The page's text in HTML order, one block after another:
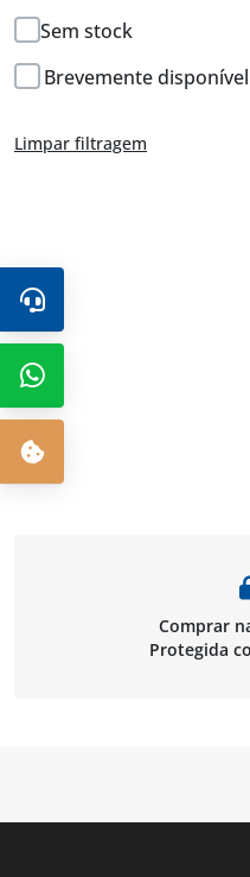
Sem stock
Brevemente disponível
Limpar filtragem
Comprar
Protegida